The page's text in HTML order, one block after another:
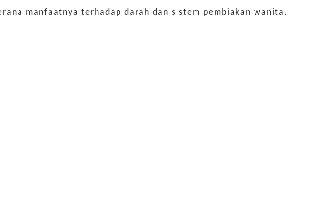
manfaatnya terhadap darah dan sistem pembiakan wanita.